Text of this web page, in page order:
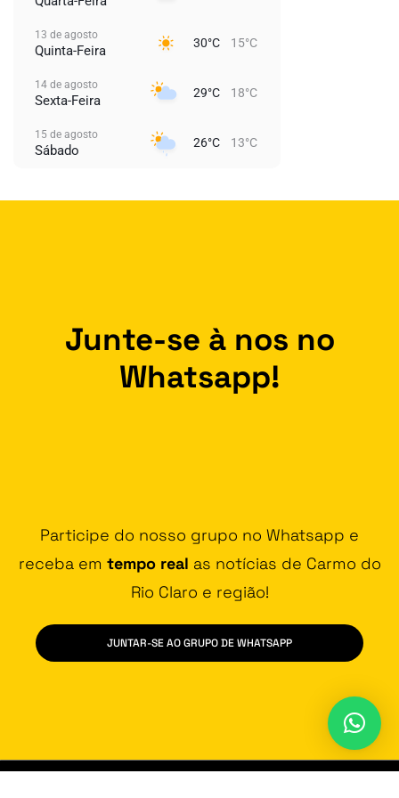
13 de agosto
Quinta-Feira 30°C 15°C
14 de agosto
Sexta-Feira 29°C 18°C
15 de agosto
Sábado 26°C 13°C
Junte-se à nos no
Whatsapp!
Participe do nosso grupo no Whatsapp e
receba em tempo real as notícias de Carmo do
Rio Claro e região!
JUNTAR-SE AO GRUPO DE WHATSAPP